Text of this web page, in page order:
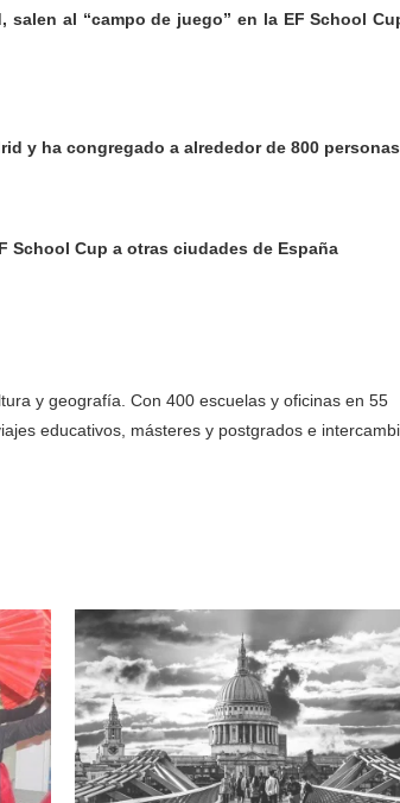
al “campo de juego” en la EF School
y ha congregado a alrededor de 800 personas
School Cup a otras ciudades de España
y geografía. Con 400 escuelas y oficinas en 55
educativos, másteres y postgrados e